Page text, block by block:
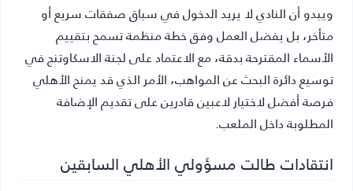
ويبدو أن النادي لا يريد الدخول في سباق صفقات سريع أو
متأخر، بل يفضل العمل وفق خطة منظمة تسمح بتقييم
الأسماء المقترحة بدقة، مع الاعتماد على لجنة الاسكاوتنج في
توسيع دائرة البحث عن المواهب، الأمر الذي قد يمنح الأهلي
فرصة أفضل لاختيار لاعبين قادرين على تقديم الإضافة
المطلوبة داخل الملعب.
انتقادات طالت مسؤولي الأهلي السابقين